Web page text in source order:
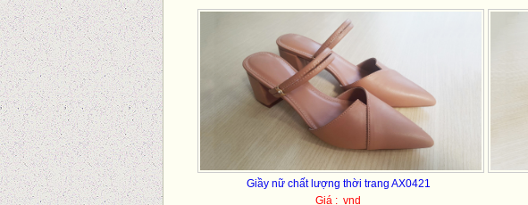
Giầy nữ chất lượng thời trang AX0421
Giá : vnd